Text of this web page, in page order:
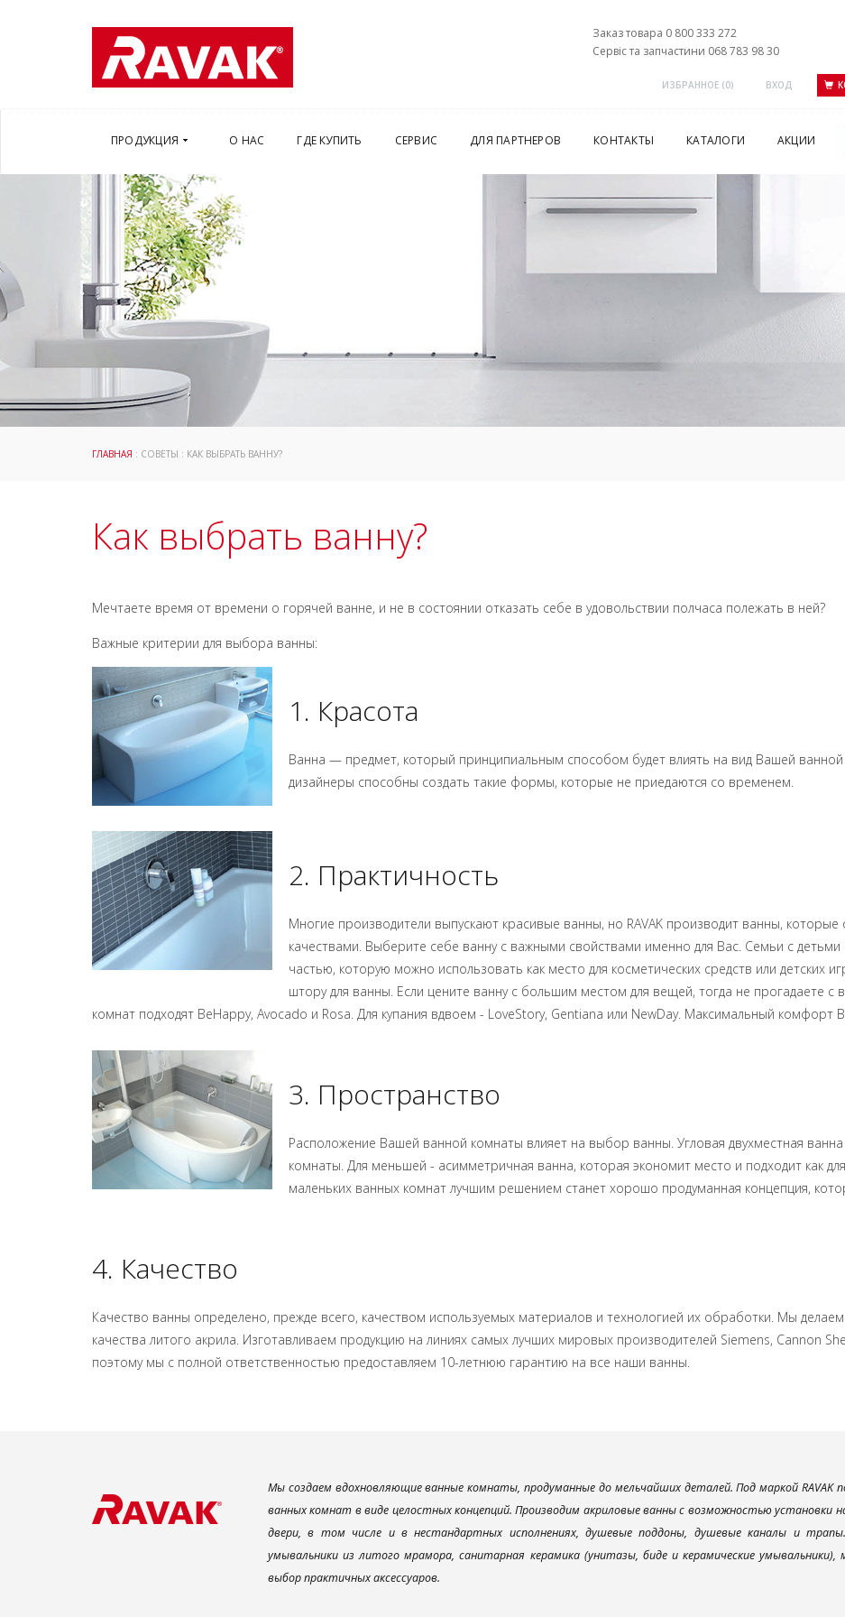
Заказ товара 0 800 333 272
Сервіс та запчастини 068 783 98 30
ИЗБРАННОЕ (0) ВХОД
ПРОДУКЦИЯ О НАС ГДЕ КУПИТЬ СЕРВИС ДЛЯ ПАРТНЕРОВ КОНТАКТЫ КАТАЛОГИ АКЦИИ
ГЛАВНАЯ : СОВЕТЫ : КАК ВЫБРАТЬ ВАННУ?
Как выбрать ванну?
Мечтаете время от времени о горячей ванне, и не в состоянии отказать себе в удовольствии полчаса полежать в ней?
Важные критерии для выбора ванны:
1. Красота
Ванна — предмет, который принципиальным способом будет влиять на вид Вашей
дизайнеры способны создать такие формы, которые не приедаются со временем.
2. Практичность
Многие производители выпускают красивые ванны, но RAVAK производит ванны,
качествами. Выберите себе ванну с важными свойствами именно для Вас. Семьи с
частью, которую можно использовать как место для косметических средств или детских
штору для ванны. Если цените ванну с большим местом для вещей, тогда не прогадаете с
комнат подходят BeHappy, Avocado и Rosa. Для купания вдвоем - LoveStory, Gentiana или NewDay. Максимальный комфорт
3. Пространство
Расположение Вашей ванной комнаты влияет на выбор ванны. Угловая двухместная
комнаты. Для меньшей - асимметричная ванна, которая экономит место и подходит как
маленьких ванных комнат лучшим решением станет хорошо продуманная концепция,
4. Качество
Качество ванны определено, прежде всего, качеством используемых материалов и технологией их обработки. Мы делаем
качества литого акрила. Изготавливаем продукцию на линиях самых лучших мировых производителей Siemens, Cannon
поэтому мы с полной ответственностью предоставляем 10-летнюю гарантию на все наши ванны.
Мы создаем вдохновляющие ванные комнаты, продуманные до мельчайших деталей. Под маркой RAVAK
ванных комнат в виде целостных концепций. Производим акриловые ванны с возможностью установки
двери, в том числе и в нестандартных исполнениях, душевые поддоны, душевые каналы и
умывальники из литого мрамора, санитарная керамика (унитазы, биде и керамические
выбор практичных аксессуаров.